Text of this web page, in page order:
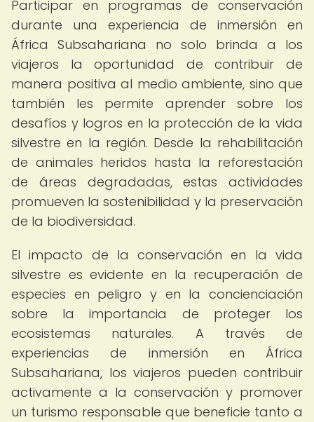
Participar en programas de conservación
durante una experiencia de inmersión en
África Subsahariana no solo brinda a los
viajeros la oportunidad de contribuir de
manera positiva al medio ambiente, sino que
también les permite aprender sobre los
desafíos y logros en la protección de la vida
silvestre en la región. Desde la rehabilitación
de animales heridos hasta la reforestación
de áreas degradadas, estas actividades
promueven la sostenibilidad y la preservación
de la biodiversidad.
El impacto de la conservación en la vida
silvestre es evidente en la recuperación de
especies en peligro y en la concienciación
sobre la importancia de proteger los
ecosistemas naturales. A través de
experiencias de inmersión en África
Subsahariana, los viajeros pueden contribuir
activamente a la conservación y promover
un turismo responsable que beneficie tanto a